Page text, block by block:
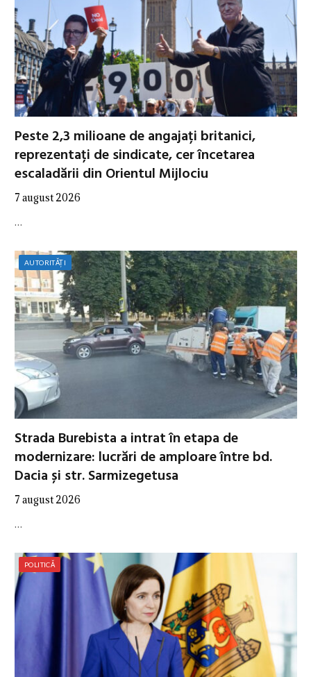
Peste 2,3 milioane de angajați britanici,
reprezentați de sindicate, cer încetarea
escaladării din Orientul Mijlociu
7 august 2026
…
AUTORITĂȚI
Strada Burebista a intrat în etapa de
modernizare: lucrări de amploare între bd.
Dacia și str. Sarmizegetusa
7 august 2026
…
POLITICĂ